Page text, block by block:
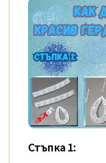
Стъпка 1: